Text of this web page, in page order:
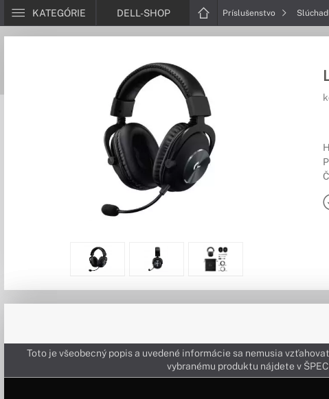
KATEGÓRIE DELL-SHOP Príslušenstvo
Toto je všeobecný popis a uvedené informácie sa nemusia
vybranému produktu nájdete v